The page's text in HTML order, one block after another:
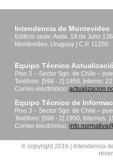
Intendencia de Montevideo
Edificio sede: Avda. 18 de Julio
Montevideo, Uruguay | C.P. 11200
Equipo Técnico
Piso 3 – Sector Sgo. de Chile –
Teléfono: [598 - 2] 1950, Interno:
Correo electrónico:
Equipo Técnico de
Piso 3 – Sector Sgo. de Chile –
Teléfono: [598 - 2] 1950, Internos:
Correo electrónico:
© copyright 2016 | Intendencia